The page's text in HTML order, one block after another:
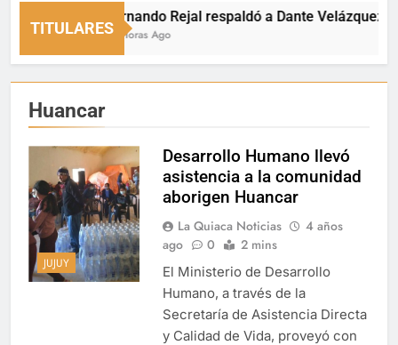
TITULARES
Fernando Rejal respaldó a Dante Velázquez en
17 Horas Ago
Huancar
JUJUY
Desarrollo Humano llevó
asistencia a la comunidad
aborigen Huancar
La Quiaca Noticias
4 años
ago
0 2 mins
El Ministerio de Desarrollo
Humano, a través de la
Secretaría de Asistencia Directa
y Calidad de Vida, proveyó con